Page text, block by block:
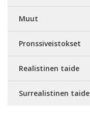
Muut
Pronssiveistokset
Realistinen taide
Surrealistinen taide